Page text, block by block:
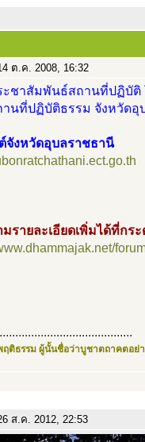
ต.ค. 2008, 16:32
ะชาสัมพันธ์สถานที่ปฏิบัติ
นที่ปฏิบัติธรรม จังหวัดอุ
จังหวัดอุบลราชธานี
มรายละเอียดเพิ่มได้ที่กร
ฤติธรรม ผู้นั้นชื่อว่าบูชาตถาคตอย่า
ส.ค. 2012, 22:53